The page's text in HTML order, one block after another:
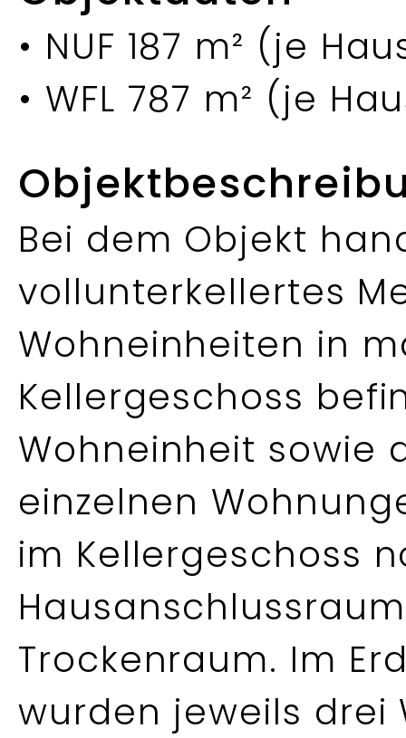
• NUF 187 m² (je
• WFL 787 m² (je
Bei dem Objekt
vollunterkellertes
Wohneinheiten in
Kellergeschoss
Wohneinheit sowie
einzelnen
im Kellergeschoss
Trockenraum. Im
wurden jeweils drei